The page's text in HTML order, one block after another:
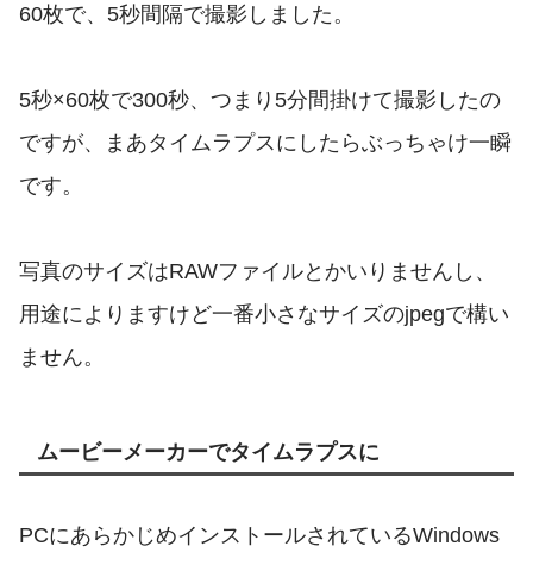
60枚で、5秒間隔で撮影しました。
5秒×60枚で300秒、つまり5分間掛けて撮影したの
ですが、まあタイムラプスにしたらぶっちゃけ一瞬
です。
写真のサイズはRAWファイルとかいりませんし、
用途によりますけど一番小さなサイズのjpegで構い
ません。
ムービーメーカーでタイムラプスに
PCにあらかじめインストールされているWindows